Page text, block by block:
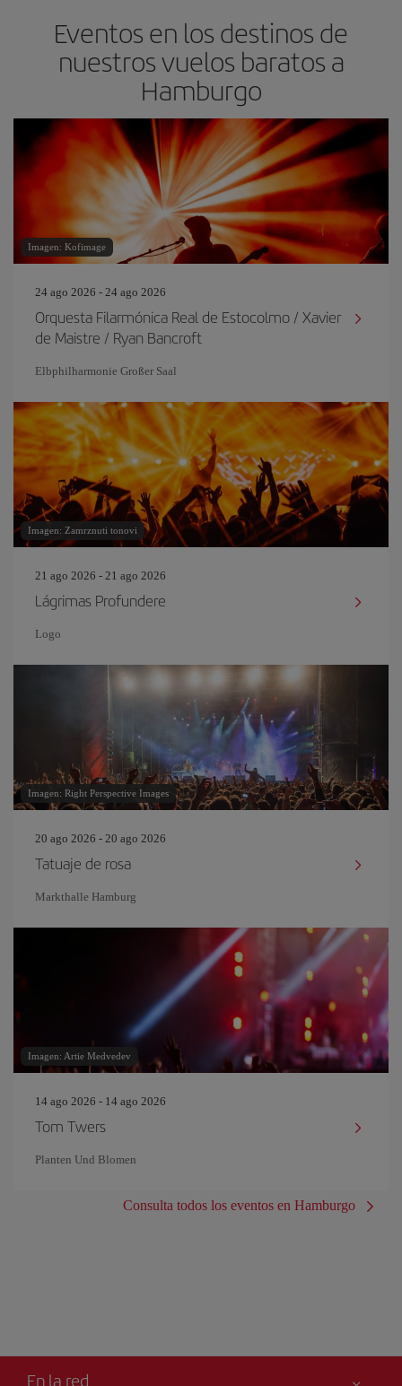
Eventos en los destinos de
nuestros vuelos baratos a
Hamburgo
Imagen: Kofimage
24 ago 2026 - 24 ago 2026
Orquesta Filarmónica Real de Estocolmo / Xavier
de Maistre / Ryan Bancroft
Elbphilharmonie Großer Saal
Imagen: Zamrznuti tonovi
21 ago 2026 - 21 ago 2026
Lágrimas Profundere
Logo
Imagen: Right Perspective Images
20 ago 2026 - 20 ago 2026
Tatuaje de rosa
Markthalle Hamburg
Imagen: Artie Medvedev
14 ago 2026 - 14 ago 2026
Tom Twers
Planten Und Blomen
Consulta todos los eventos en Hamburgo
En la red